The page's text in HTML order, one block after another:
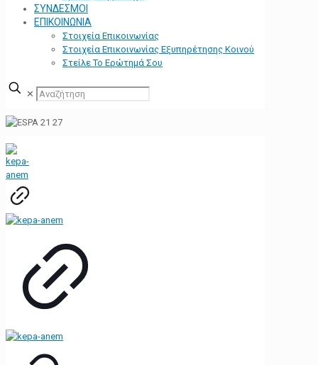
ΣΥΝΔΕΣΜΟΙ
ΕΠΙΚΟΙΝΩΝΙΑ
Στοιχεία Επικοινωνίας
Στοιχεία Επικοινωνίας Εξυπηρέτησης Κοινού
Στείλε Το Ερώτημά Σου
✕